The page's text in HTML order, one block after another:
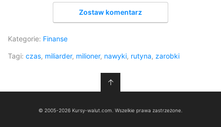
Zostaw komentarz
Kategorie: Finanse
Tagi: czas, miliarder, milioner, nawyki, rutyna, zarobki
↑
© 2005-2026 Kursy-walut.com. Wszelkie prawa zastrzeżone.